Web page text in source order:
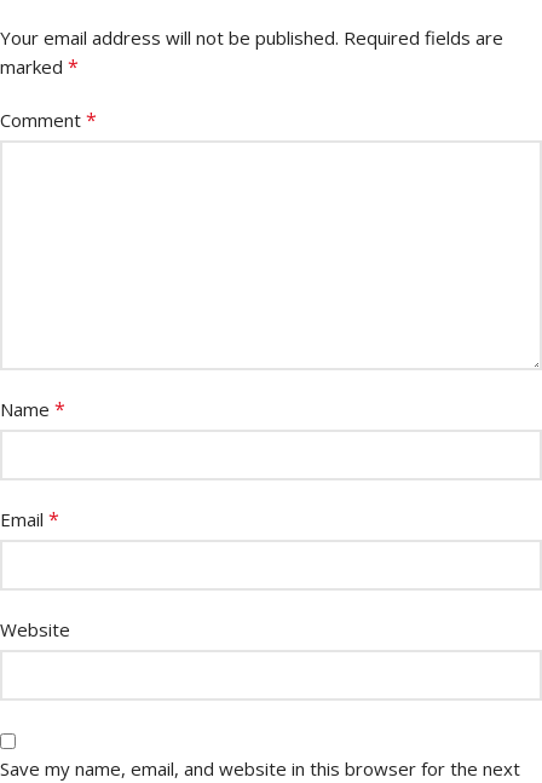
Your email address will not be published. Required fields are
marked *
Comment *
Name *
Email *
Website
Save my name, email, and website in this browser for the next